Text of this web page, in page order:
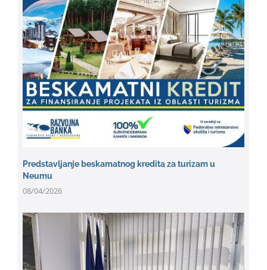
Predstavljanje beskamatnog kredita za turizam u
Neumu
08/04/2026